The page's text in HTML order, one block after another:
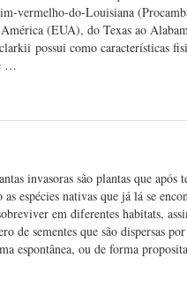
vermelho-do-Louisiana
(EUA), do Texas ao
possui como características
…
invasoras são plantas que
espécies nativas que já lá se
em diferentes habitats,
de sementes que são dispersas
espontânea, ou de forma